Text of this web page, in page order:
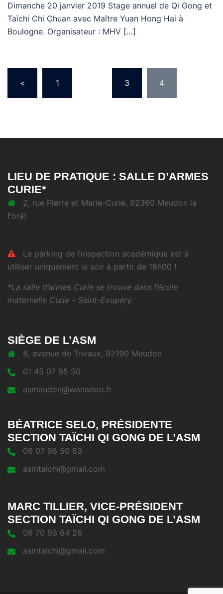
Dimanche 20 janvier 2019 Stage annuel de Qi Gong et
Taïchi Chi Chuan avec Maître Yuan Hong Hai à
Boulogne. Organisateur : MHV […]
des
publications
< 1 3 4
LIEU DE PRATIQUE : SALLE D’ARMES
CURIE*
2, rue Pierre et Marie-Curie, 92360 Meudon la
Forêt
Le parking de l’inspection académique est à
utiliser uniquement le soir à partir de 18h00 !
*La salle d’armes Curie se trouve dans l’école
maternelle Curie – Saint-Exupéry.
SIÈGE DE L’ASM
8, avenue de Trivaux, 92190 Meudon
01 45 07 95 50
asmeudon@wanadoo.fr
BÉATRICE SELO, PRÉSIDENTE
SECTION TAÏCHI QI GONG DE L’ASM
06 07 96 50 83
asmtaichi@gmail.com
MARC TILLIER, VICE-PRÉSIDENT
SECTION TAÏCHI QI GONG DE L’ASM
06 70 93 64 26
asmtaichi@gmail.com